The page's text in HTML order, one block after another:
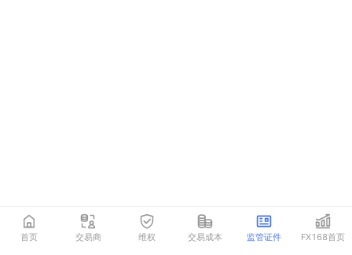
首页 交易商 维权 交易成本 监管证件 FX168首页